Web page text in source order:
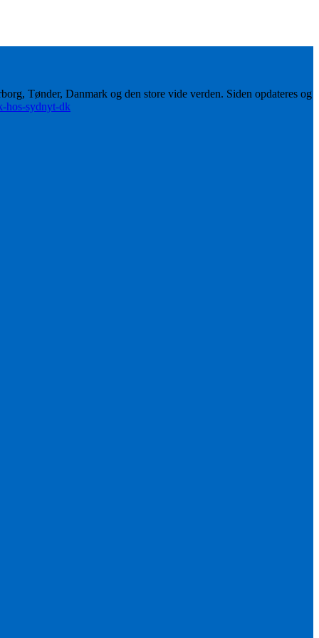
Tønder, Danmark og den store vide verden. Siden opdateres og
hos-sydnyt-dk